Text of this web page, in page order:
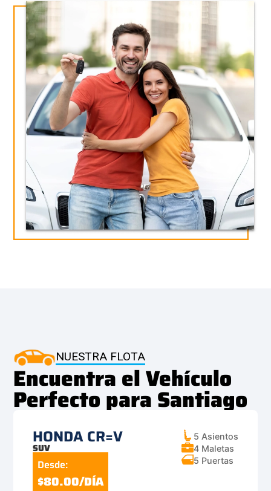
NUESTRA FLOTA
Encuentra el Vehículo
Perfecto para Santiago
HONDA CR=V
SUV
Desde:
$80.00/DÍA
5 Asientos
4 Maletas
5 Puertas